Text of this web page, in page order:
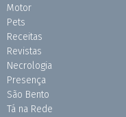
Motor
Pets
Receitas
Revistas
Necrologia
Presença
São Bento
Tá na Rede